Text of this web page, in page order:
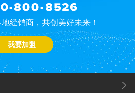
800-8526
经销商，共创美好未来！
我要加盟